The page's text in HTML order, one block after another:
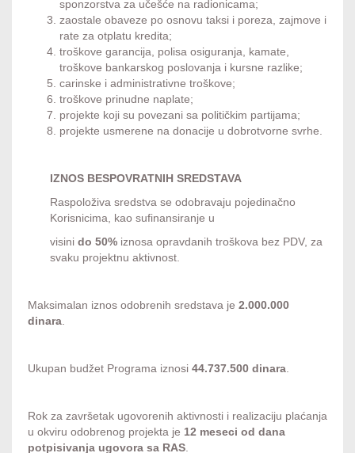
sponzorstva za učešće na radionicama;
zaostale obaveze po osnovu taksi i poreza, zajmove i
rate za otplatu kredita;
troškove garancija, polisa osiguranja, kamate,
troškove bankarskog poslovanja i kursne razlike;
carinske i administrativne troškove;
troškove prinudne naplate;
projekte koji su povezani sa političkim partijama;
projekte usmerene na donacije u dobrotvorne svrhe.
IZNOS BESPOVRATNIH SREDSTAVA
Raspoloživa sredstva se odobravaju pojedinačno
Korisnicima, kao sufinansiranje u
visinido 50% iznosa opravdanih troškova bez PDV, za
svaku projektnu aktivnost.
Maksimalan iznos odobrenih sredstava je 2.000.000
dinara
Ukupan budžet Programa iznosi 44.737.500 dinara
Rok za završetak ugovorenih aktivnosti i realizaciju plaćanja
u okviru odobrenog projekta je 12 meseci od dana
potpisivanja ugovora sa RAS